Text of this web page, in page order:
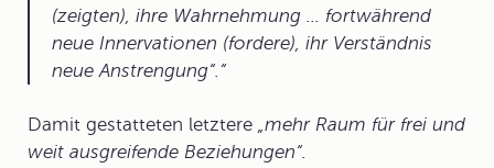
(zeigten), ihre Wahrnehmung ... fortwährend
neue Innervationen (fordere), ihr Verständnis
neue Anstrengung“.
Damit gestatteten letztere „mehr Raum für frei und
weit ausgreifende Beziehungen“.